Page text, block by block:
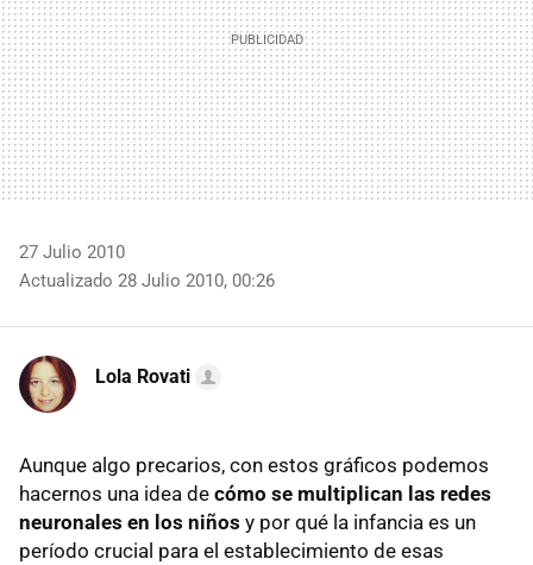
27 Julio 2010
Actualizado 28 Julio 2010, 00:26
Lola Rovati
Aunque algo precarios, con estos gráficos podemos
hacernos una idea de cómo se multiplican las redes
neuronales en los niños y por qué la infancia es un
período crucial para el establecimiento de esas